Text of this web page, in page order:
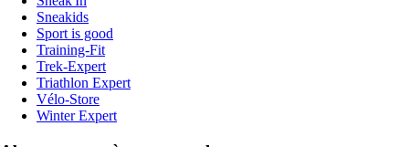
Sneakids
Sport is good
Training-Fit
Trek-Expert
Triathlon Expert
Vélo-Store
Winter Expert